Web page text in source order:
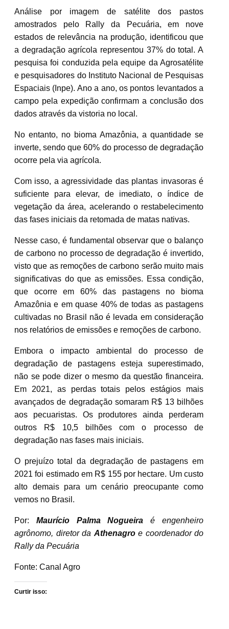
Análise por imagem de satélite dos pastos
amostrados pelo Rally da Pecuária, em nove
estados de relevância na produção, identificou que
a degradação agrícola representou 37% do total. A
pesquisa foi conduzida pela equipe da Agrosatélite
e pesquisadores do Instituto Nacional de Pesquisas
Espaciais (Inpe). Ano a ano, os pontos levantados a
campo pela expedição confirmam a conclusão dos
dados através da vistoria no local.
No entanto, no bioma Amazônia, a quantidade se
inverte, sendo que 60% do processo de degradação
ocorre pela via agrícola.
Com isso, a agressividade das plantas invasoras é
suficiente para elevar, de imediato, o índice de
vegetação da área, acelerando o restabelecimento
das fases iniciais da retomada de matas nativas.
Nesse caso, é fundamental observar que o balanço
de carbono no processo de degradação é invertido,
visto que as remoções de carbono serão muito mais
significativas do que as emissões. Essa condição,
que ocorre em 60% das pastagens no bioma
Amazônia e em quase 40% de todas as pastagens
cultivadas no Brasil não é levada em consideração
nos relatórios de emissões e remoções de carbono.
Embora o impacto ambiental do processo de
degradação de pastagens esteja superestimado,
não se pode dizer o mesmo da questão financeira.
Em 2021, as perdas totais pelos estágios mais
avançados de degradação somaram R$ 13 bilhões
aos pecuaristas. Os produtores ainda perderam
outros R$ 10,5 bilhões com o processo de
degradação nas fases mais iniciais.
O prejuízo total da degradação de pastagens em
2021 foi estimado em R$ 155 por hectare. Um custo
alto demais para um cenário preocupante como
vemos no Brasil.
Por: Maurício Palma Nogueiraé engenheiro
agrônomo, diretor daAthenagroe coordenador do
Rally da Pecuária
Fonte: Canal Agro
Curtir isso: